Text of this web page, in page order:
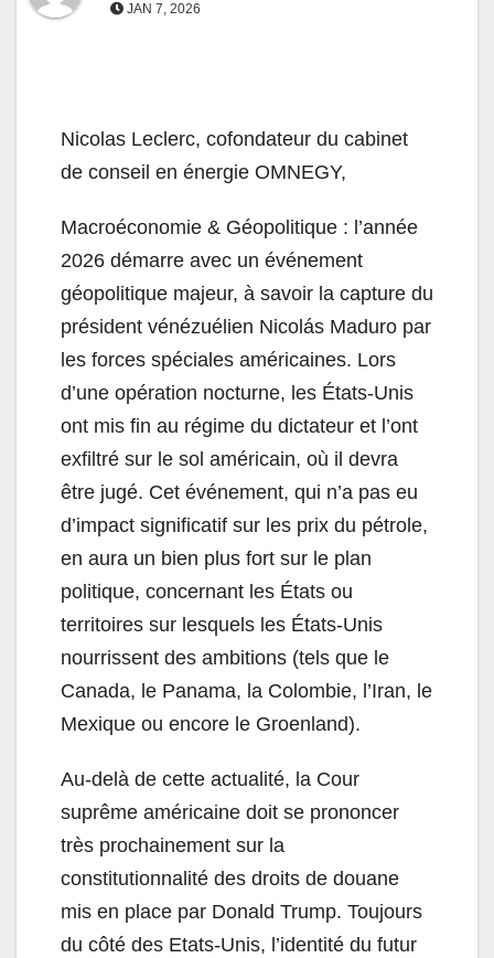
JAN 7, 2026
Nicolas Leclerc, cofondateur du cabinet
de conseil en énergie OMNEGY,
Macroéconomie & Géopolitique : l’année
2026 démarre avec un événement
géopolitique majeur, à savoir la capture du
président vénézuélien Nicolás Maduro par
les forces spéciales américaines. Lors
d’une opération nocturne, les États-Unis
ont mis fin au régime du dictateur et l’ont
exfiltré sur le sol américain, où il devra
être jugé. Cet événement, qui n’a pas eu
d’impact significatif sur les prix du pétrole,
en aura un bien plus fort sur le plan
politique, concernant les États ou
territoires sur lesquels les États-Unis
nourrissent des ambitions (tels que le
Canada, le Panama, la Colombie, l’Iran, le
Mexique ou encore le Groenland).
Au-delà de cette actualité, la Cour
suprême américaine doit se prononcer
très prochainement sur la
constitutionnalité des droits de douane
mis en place par Donald Trump. Toujours
du côté des Etats-Unis, l’identité du futur